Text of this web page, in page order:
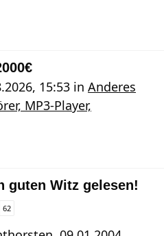
15:53 in Anderes
MP3-Player,
guten Witz gelesen!
62